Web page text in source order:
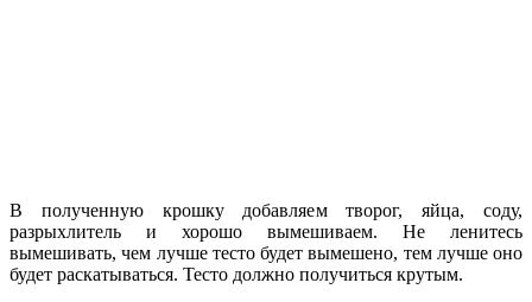
В полученную крошку добавляем творог, яйца, соду,
разрыхлитель и хорошо вымешиваем. Не ленитесь
вымешивать, чем лучше тесто будет вымешено, тем лучше оно
будет раскатываться. Тесто должно получиться крутым.